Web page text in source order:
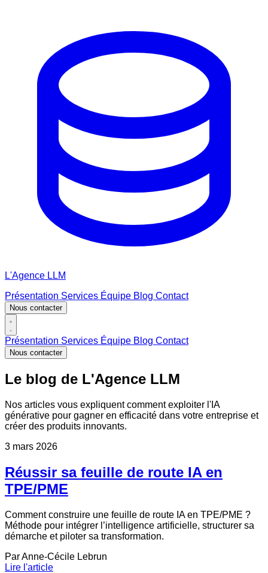
L'Agence LLM
Présentation Services Équipe Blog Contact
Nous contacter
Présentation Services Équipe Blog Contact
Nous contacter
Le blog de L'Agence LLM
Nos articles vous expliquent comment exploiter l'IA
générative pour gagner en efficacité dans votre entreprise et
créer des produits innovants.
3 mars 2026
Réussir sa feuille de route IA en
TPE/PME
Comment construire une feuille de route IA en TPE/PME ?
Méthode pour intégrer l’intelligence artificielle, structurer sa
démarche et piloter sa transformation.
ParAnne-Cécile Lebrun
Lire l'article